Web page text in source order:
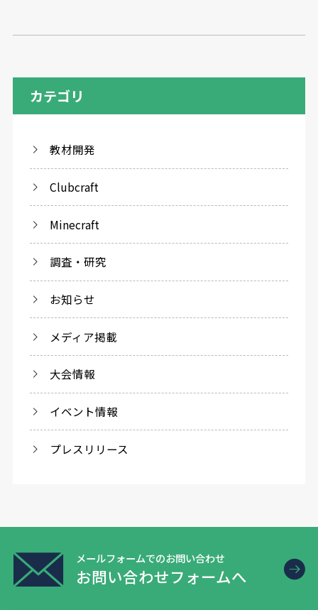
カテゴリ
教材開発
Clubcraft
Minecraft
調査・研究
お知らせ
メディア掲載
大会情報
イベント情報
プレスリリース
メールフォームでのお問い合わせ
お問い合わせフォームへ